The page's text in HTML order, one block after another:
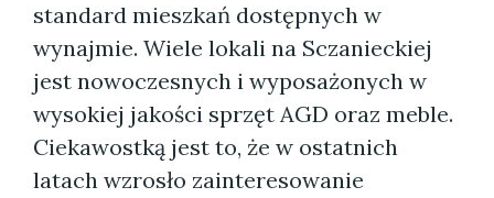
standard mieszkań dostępnych w
wynajmie. Wiele lokali na Sczanieckiej
jest nowoczesnych i wyposażonych w
wysokiej jakości sprzęt AGD oraz meble.
Ciekawostką jest to, że w ostatnich
latach wzrosło zainteresowanie